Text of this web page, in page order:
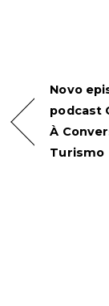
Novo
podcast
À
Turismo